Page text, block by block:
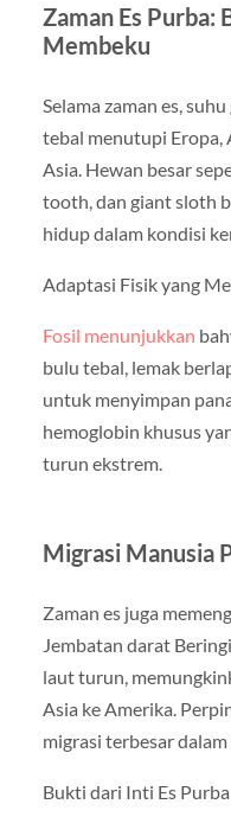
Zaman Es Purba:
Membeku
Selama zaman es,
tebal menutupi Eropa,
Asia. Hewan besar
tooth, dan giant sloth
hidup dalam kondisi
Adaptasi Fisik yang
Fosil menunjukkan
bulu tebal, lemak
untuk menyimpan
hemoglobin khusus
turun ekstrem.
Migrasi Manusia
Zaman es juga
Jembatan darat
laut turun,
Asia ke Amerika.
migrasi terbesar
Bukti dari Inti Es Purba